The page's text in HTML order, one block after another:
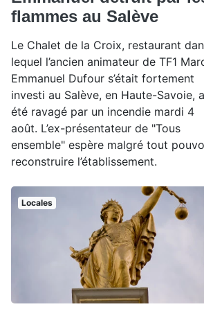
flammes au Salève
Le Chalet de la Croix, restaurant
lequel l’ancien animateur de TF1
Emmanuel Dufour s’était fortement
investi au Salève, en Haute-Savoie, a
été ravagé par un incendie mardi 4
août. L’ex-présentateur de "Tous
ensemble" espère malgré tout
reconstruire l’établissement.
Locales